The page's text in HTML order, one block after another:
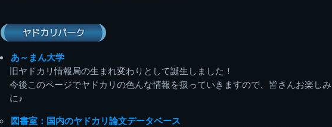
ヤドカリパーク
あ～まん大学
旧ヤドカリ情報局の生まれ変わりとして誕生しました！
今後このページでヤドカリの色んな情報を扱っていきますので、皆さんお楽しみ
に♪
図書室：国内のヤドカリ論文データベース